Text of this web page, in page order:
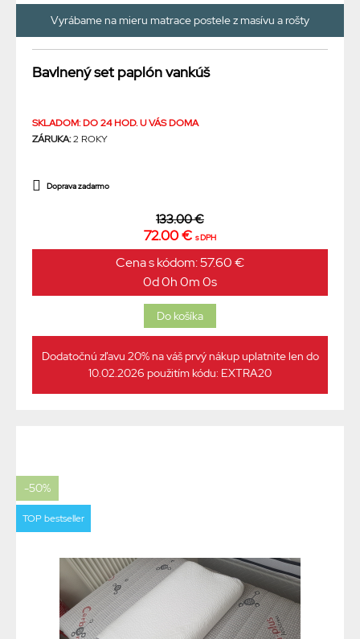
Vyrábame na mieru matrace postele z masívu a rošty
Bavlnený set paplón vankúš
SKLADOM: DO 24 HOD. U VÁS DOMA
ZÁRUKA:2 ROKY
Doprava zadarmo
133.00 €
72.00 € s DPH
Cena s kódom: 57.60 €
0d 0h 0m 0s
Dodatočnú zľavu 20% na váš prvý nákup uplatnite len do
10.02.2026 použitím kódu: EXTRA20
-50%
TOP bestseller